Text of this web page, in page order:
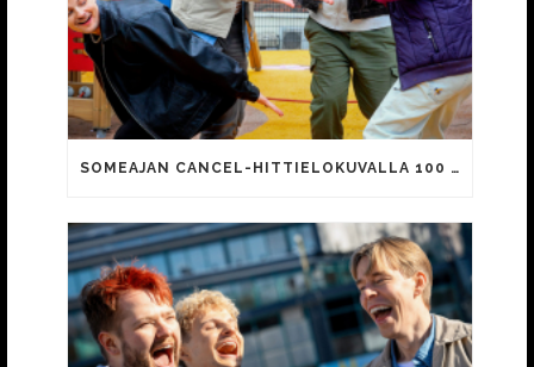
SOMEAJAN CANCEL-HITTIELOKUVALLA 100 000 KATSOJAA!